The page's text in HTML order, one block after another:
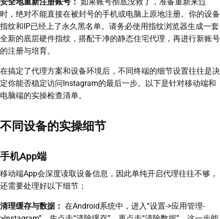
时，绝对不能直接在被封号的手机或电脑上原地注册。你的设备
指纹和IP已经上了永久黑名单。请务必使用指纹浏览器生成一套
全新的底层硬件指纹，搭配干净的静态住宅代理，再进行新账号
的注册与培育。
在搞定了代理方案和设备环境后，不同终端的细节设置往往是决
定你能否稳定访问Instagram的最后一步。以下是针对移动端和
电脑端的实操检查清单。
不同设备的实操细节
手机App端
移动端App会深度读取设备信息，因此单纯开启代理往往不够，
还需要处理好以下细节：
清理缓存与数据： 在Android系统中，进入“设置->应用管理-